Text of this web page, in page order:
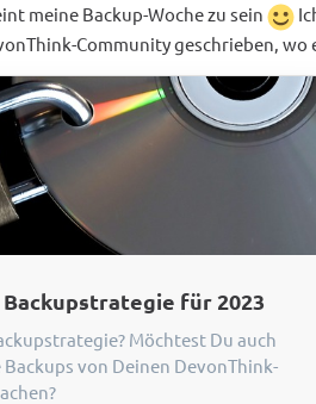
meine Backup-Woche zu sein
Community geschrieben, wo
für 2023
Möchtest Du auch
von Deinen DevonThink-